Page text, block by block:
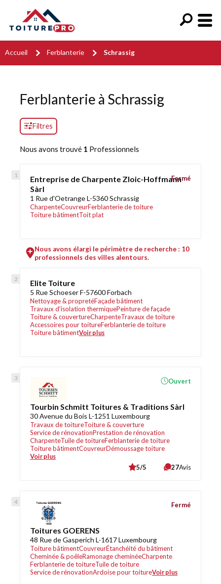
Accueil Ferblanterie Schrassig
Ferblanterie à Schrassig
Filtres
Nous avons trouvé 1 Professionnels
Entreprise de Charpente Zloic-Hoffmann
Sàrl
1 Rue d'Oetrange L-5360 Schrassig
CharpenteCouvreurFerblanterie de toiture
Toiture bâtimentToit plat
Fermé
Nous avons élargi le périmètre de recherche : 10
professionnels des villes alentours.
Elite Toiture
5 Rue Schoeser F-57600 Forbach
Nettoyage & propretéFaçade bâtiment
Travaux d'isolation thermiquePeinture de façade
Toiture & couvertureCharpenteTravaux de toiture
Accessoires pour toitureFerblanterie de toiture
Toiture bâtimentVoir plus
Tourbin Schmitt Toitures & Traditions Sàrl
30 Avenue du Bois L-1251 Luxembourg
Travaux de toitureToiture & couverture
Service de rénovationPrestation de rénovation
CharpenteTuile de toitureFerblanterie de toiture
Toiture bâtimentCouvreurDémoussage toiture
Voir plus
Ouvert
5/5 27Avis
Toitures GOERENS
48 Rue de Gasperich L-1617 Luxembourg
Toiture bâtimentCouvreurÉtanchéité du bâtiment
Cheminée & poêleRamonage cheminéeCharpente
Ferblanterie de toitureTuile de toiture
Service de rénovationArdoise pour toitureVoir plus
Fermé